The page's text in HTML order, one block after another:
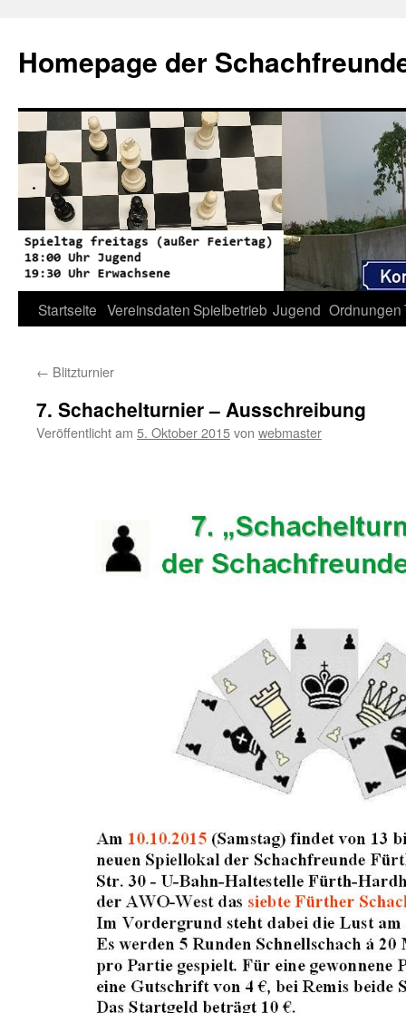
springen
Homepage der
Startseite VereinsdatenSpielbetrieb Jugend Ordnungen
← Blitzturnier
7. Schachelturnier – Ausschreibung
Veröffentlicht am 5. Oktober 2015von webmaster